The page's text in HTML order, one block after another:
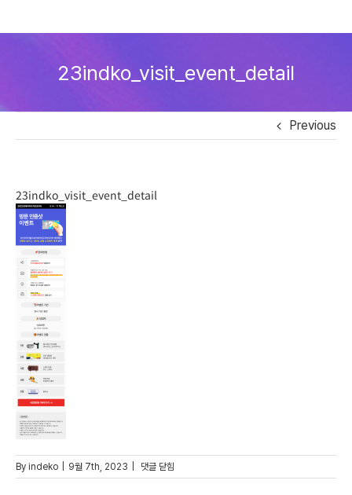
23indko_visit_event_detail
Previous
23indko_visit_event_detail
By indeko 9월 7th, 2023 23indko_visit_event_detail
댓글 닫힘